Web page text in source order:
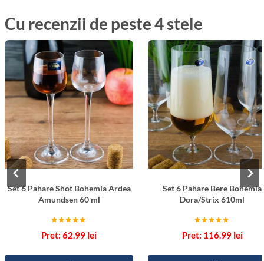
Cu recenzii de peste 4 stele
Set 6 Pahare Shot Bohemia Ardea
Amundsen 60 ml
5.00
62.99 lei
Set 6 Pahare Bere Bohemia
Dora/Strix 610ml
5.00
116.99 lei